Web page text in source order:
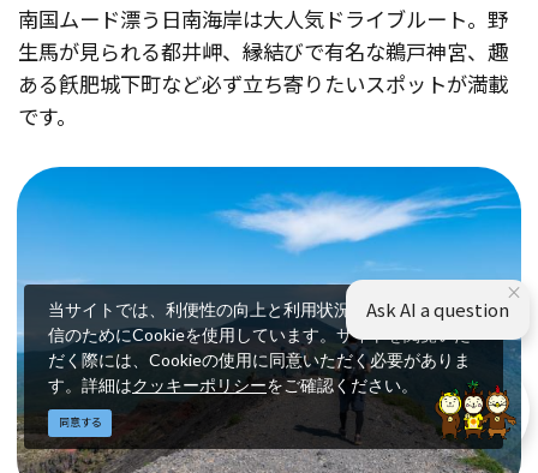
南国ムード漂う日南海岸は大人気ドライブルート。野
生馬が見られる都井岬、縁結びで有名な鵜戸神宮、趣
ある飫肥城下町など必ず立ち寄りたいスポットが満載
です。
当サイトでは、利便性の向上と利用状況の解析、広告配
信のためにCookieを使用しています。サイトを閲覧いた
だく際には、Cookieの使用に同意いただく必要がありま
す。詳細はクッキーポリシーをご確認ください。
同意する
×
Ask AI a question